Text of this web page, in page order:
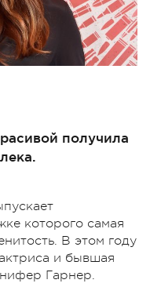
получила
которого самая
В этом году
и бывшая
Гарнер.